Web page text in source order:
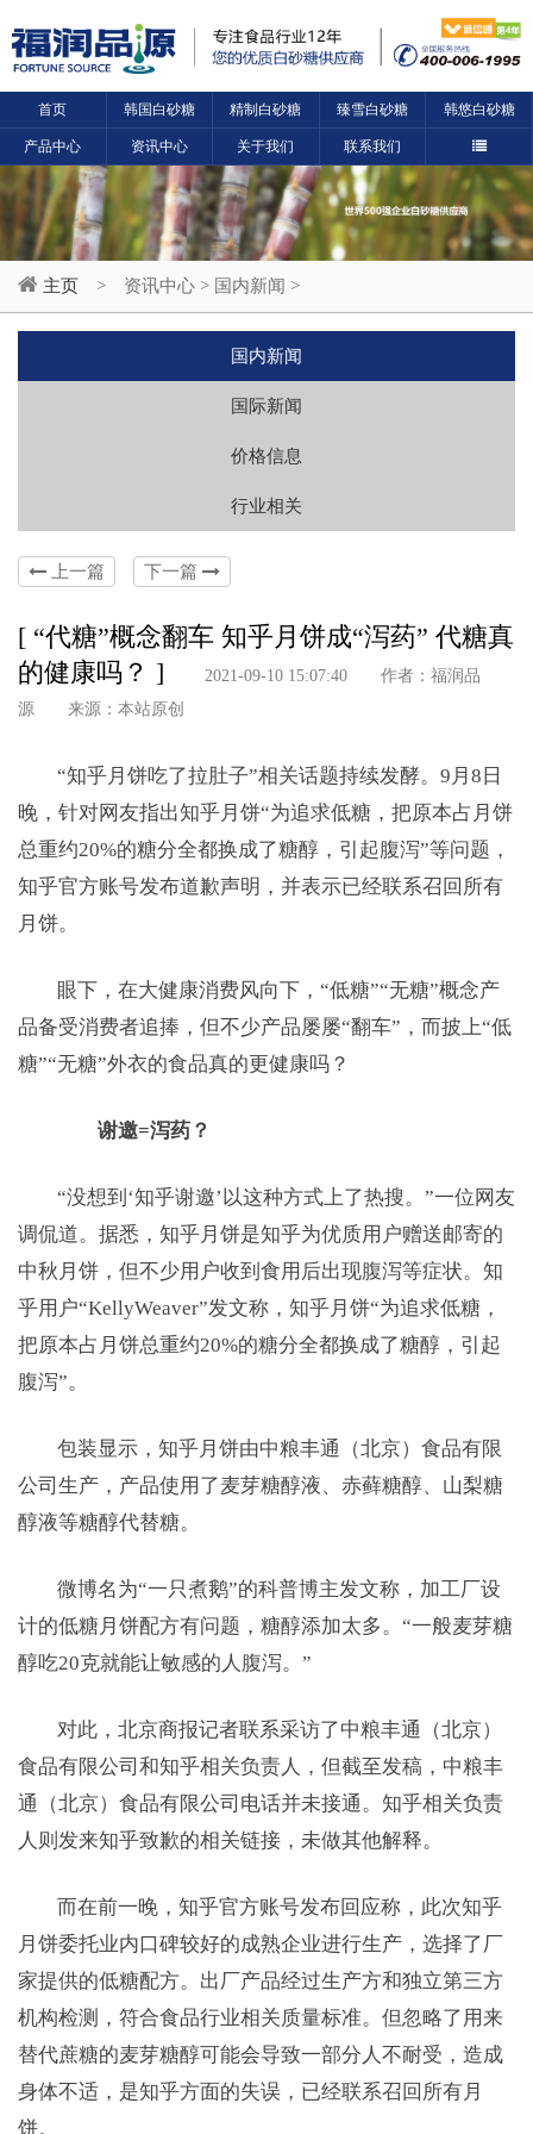
首页 韩国白砂糖 精制白砂糖 臻雪白砂糖 韩悠白砂糖
产品中心 资讯中心 关于我们 联系我们
主页 > 资讯中心 > 国内新闻 >
国内新闻
国际新闻
价格信息
行业相关
上一篇 下一篇
[ “代糖”概念翻车 知乎月饼成“泻药” 代糖真
的健康吗？ ]
2021-09-10 15:07:40 作者：福润品
源 来源：本站原创
“知乎月饼吃了拉肚子”相关话题持续发酵。9月8日
晚，针对网友指出知乎月饼“为追求低糖，把原本占月饼
总重约20%的糖分全都换成了糖醇，引起腹泻”等问题，
知乎官方账号发布道歉声明，并表示已经联系召回所有
月饼。
眼下，在大健康消费风向下，“低糖”“无糖”概念产
品备受消费者追捧，但不少产品屡屡“翻车”，而披上“低
糖”“无糖”外衣的食品真的更健康吗？
谢邀=泻药？
“没想到‘知乎谢邀’以这种方式上了热搜。”一位网友
调侃道。据悉，知乎月饼是知乎为优质用户赠送邮寄的
中秋月饼，但不少用户收到食用后出现腹泻等症状。知
乎用户“KellyWeaver”发文称，知乎月饼“为追求低糖，
把原本占月饼总重约20%的糖分全都换成了糖醇，引起
腹泻”。
包装显示，知乎月饼由中粮丰通（北京）食品有限
公司生产，产品使用了麦芽糖醇液、赤藓糖醇、山梨糖
醇液等糖醇代替糖。
微博名为“一只煮鹅”的科普博主发文称，加工厂设
计的低糖月饼配方有问题，糖醇添加太多。“一般麦芽糖
醇吃20克就能让敏感的人腹泻。”
对此，北京商报记者联系采访了中粮丰通（北京）
食品有限公司和知乎相关负责人，但截至发稿，中粮丰
通（北京）食品有限公司电话并未接通。知乎相关负责
人则发来知乎致歉的相关链接，未做其他解释。
而在前一晚，知乎官方账号发布回应称，此次知乎
月饼委托业内口碑较好的成熟企业进行生产，选择了厂
家提供的低糖配方。出厂产品经过生产方和独立第三方
机构检测，符合食品行业相关质量标准。但忽略了用来
替代蔗糖的麦芽糖醇可能会导致一部分人不耐受，造成
身体不适，是知乎方面的失误，已经联系召回所有月
饼。